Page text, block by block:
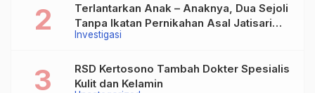
Investigasi
Terlantarkan Anak – Anaknya, Dua Sejoli
Tanpa Ikatan Pernikahan Asal Jatisari
Kecamatan Geger Madiun dan Maospati
RSD Kertosono Tambah Dokter Spesialis
Kulit dan Kelamin